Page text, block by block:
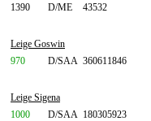
1390
D/ME 43532
Leige Goswin
970
D/SAA 360611846
Leige Sigena
1000
D/SAA 180305923